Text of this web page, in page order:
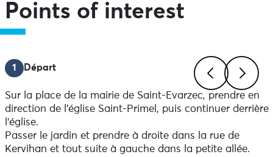
Points of interest
PreviousNext
1 Départ
Sur la place de la mairie de Saint-Evarzec, prendre en
direction de l’église Saint-Primel, puis continuer derrière
l’église.
Passer le jardin et prendre à droite dans la rue de
Kervihan et tout suite à gauche dans la petite allée.